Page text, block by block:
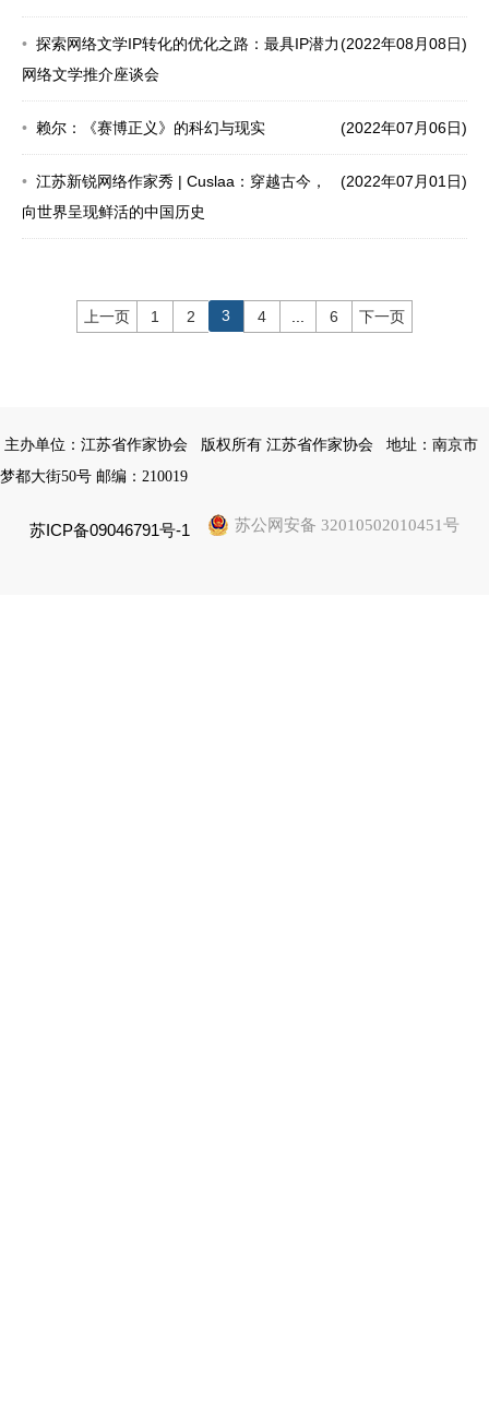
(2022年08月08日)
探索网络文学IP转化的优化之路：最具IP潜力
网络文学推介座谈会
(2022年07月06日)
赖尔：《赛博正义》的科幻与现实
(2022年07月01日)
江苏新锐网络作家秀 | Cuslaa：穿越古今，
向世界呈现鲜活的中国历史
上一页 1 2 3 4 6 下一页
主办单位：江苏省作家协会 版权所有 江苏省作家协会
地址：南京市
梦都大街50号 邮编：210019
苏ICP备09046791号-1 苏公网安备 32010502010451号